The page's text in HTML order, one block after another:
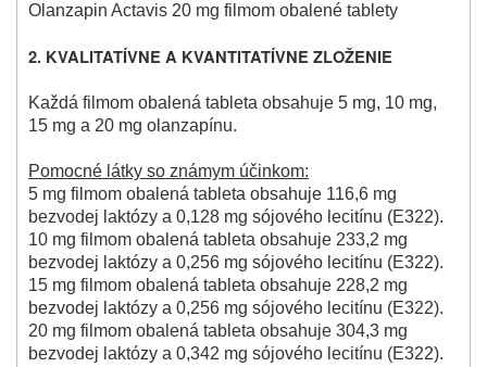
Olanzapin Actavis 20 mg filmom obalené tablety
2. KVALITATÍVNE A KVANTITATÍVNE ZLOŽENIE
Každá filmom obalená tableta obsahuje 5 mg, 10 mg,
15 mg a 20 mg olanzapínu.
Pomocné látky so známym účinkom:
5 mg filmom obalená tableta obsahuje 116,6 mg
bezvodej laktózy a 0,128 mg sójového lecitínu (E322).
10 mg filmom obalená tableta obsahuje 233,2 mg
bezvodej laktózy a 0,256 mg sójového lecitínu (E322).
15 mg filmom obalená tableta obsahuje 228,2 mg
bezvodej laktózy a 0,256 mg sójového lecitínu (E322).
20 mg filmom obalená tableta obsahuje 304,3 mg
bezvodej laktózy a 0,342 mg sójového lecitínu (E322).